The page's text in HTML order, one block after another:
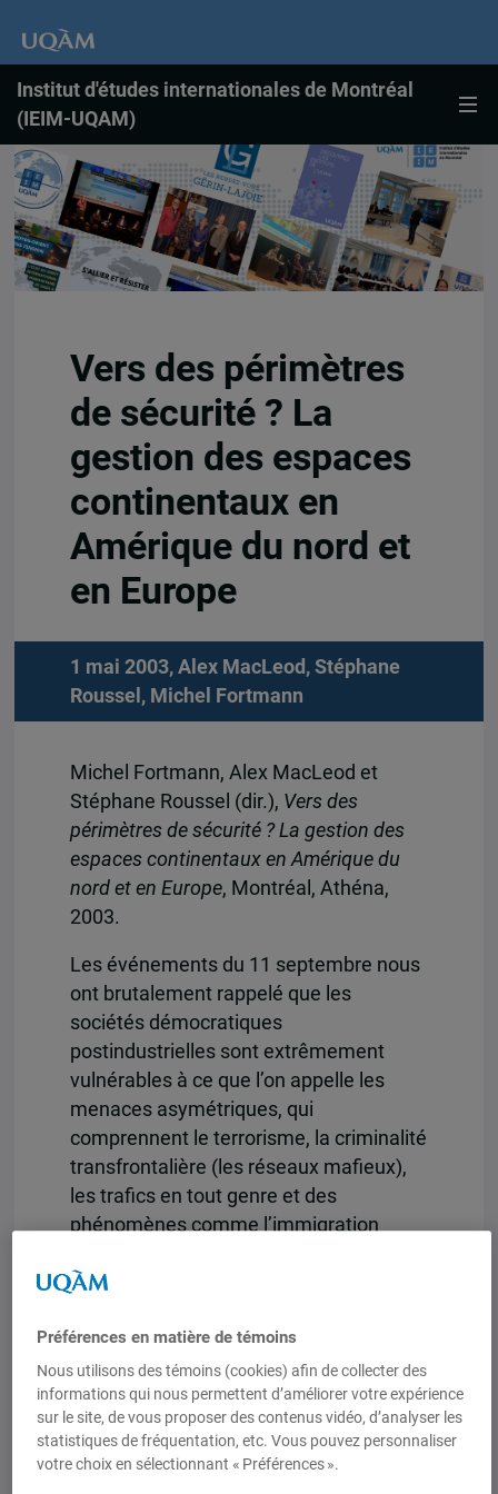
Institut d'études internationales de Montréal
(IEIM-UQAM)
Vers des périmètres
de sécurité ? La
gestion des espaces
continentaux en
Amérique du nord et
en Europe
1 mai 2003, Alex MacLeod , Stéphane
Roussel , Michel Fortmann
Michel Fortmann, Alex MacLeod et
Stéphane Roussel (dir.), Vers des
périmètres de sécurité ? La gestion des
espaces continentaux en Amérique du
nord et en Europe, Montréal, Athéna,
2003.
Les événements du 11 septembre nous
ont brutalement rappelé que les
sociétés démocratiques
postindustrielles sont extrêmement
vulnérables à ce que l’on appelle les
menaces asymétriques, qui
comprennent le terrorisme, la criminalité
transfrontalière (les réseaux mafieux),
les trafics en tout genre et des
phénomènes comme l’immigration
démocraties est également sa faiblesse
démocraties constituent des « sociétés
ouvertes », qui promeuvent les droits de
la personne ainsi que la liberté des
échanges avec le reste du monde.
Depuis plusieurs décennies, ces
Préférences en matière de témoins
Nous utilisons des témoins (cookies) afin de collecter des
informations qui nous permettent d’améliorer votre expérience
sur le site, de vous proposer des contenus vidéo, d’analyser les
statistiques de fréquentation, etc. Vous pouvez personnaliser
votre choix en sélectionnant « Préférences ».